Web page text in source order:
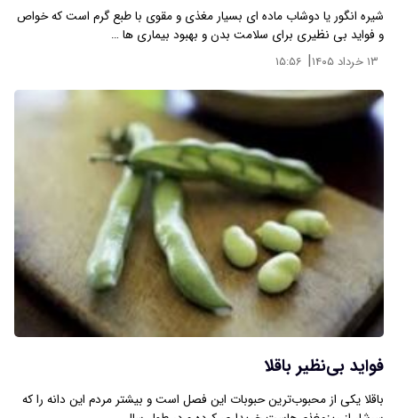
شیره انگور یا دوشاب ماده ای بسیار مغذی و مقوی با طبع گرم است که خواص
و فواید بی نظیری برای سلامت بدن و بهبود بیماری ها …
۱۳ خرداد ۱۴۰۵ | ۱۵:۵۶
فواید بی‌نظیر باقلا
باقلا یکی از محبوب‌ترین حبوبات این فصل است و بیشتر مردم این دانه را که